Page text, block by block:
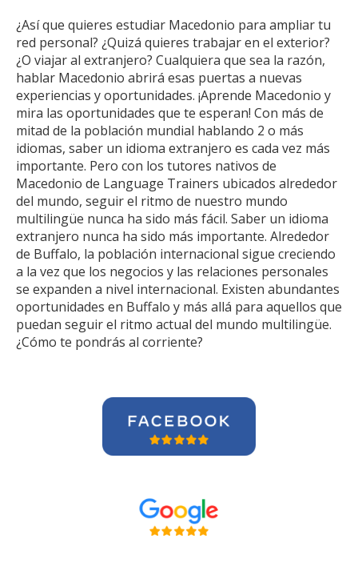
¿Así que quieres estudiar Macedonio para ampliar tu
red personal? ¿Quizá quieres trabajar en el exterior?
¿O viajar al extranjero? Cualquiera que sea la razón,
hablar Macedonio abrirá esas puertas a nuevas
experiencias y oportunidades. ¡Aprende Macedonio y
mira las oportunidades que te esperan! Con más de
mitad de la población mundial hablando 2 o más
idiomas, saber un idioma extranjero es cada vez más
importante. Pero con los tutores nativos de
Macedonio de Language Trainers ubicados alrededor
del mundo, seguir el ritmo de nuestro mundo
multilingüe nunca ha sido más fácil. Saber un idioma
extranjero nunca ha sido más importante. Alrededor
de Buffalo, la población internacional sigue creciendo
a la vez que los negocios y las relaciones personales
se expanden a nivel internacional. Existen abundantes
oportunidades en Buffalo y más allá para aquellos que
puedan seguir el ritmo actual del mundo multilingüe.
¿Cómo te pondrás al corriente?